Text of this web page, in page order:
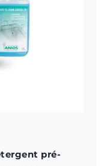
pré-